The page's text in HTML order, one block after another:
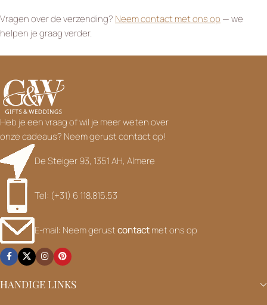
Vragen over de verzending? Neem contact met ons op — we
helpen je graag verder.
Heb je een vraag of wil je meer weten over
onze cadeaus? Neem gerust contact op!
De Steiger 93, 1351 AH, Almere
Tel: (+31) 6 118.815.53
E-mail: Neem gerustcontactmet ons op
HANDIGE LINKS